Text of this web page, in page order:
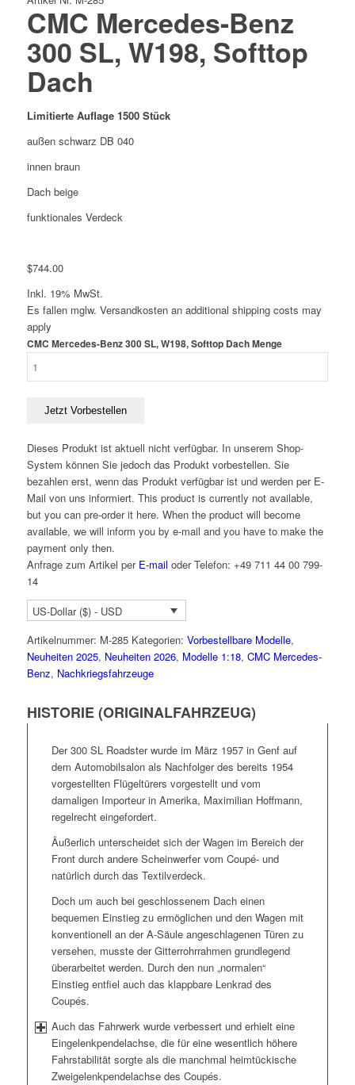
CMC Mercedes-Benz
300 SL, W198, Softtop
Dach
Limitierte Auflage 1500 Stück
außen schwarz DB 040
innen braun
Dach beige
funktionales Verdeck
$744.00
Inkl. 19% MwSt.
Es fallen mglw. Versand­kosten an additional shipping costs may
apply
CMC Mercedes-Benz 300 SL, W198, Softtop Dach Menge
Jetzt Vorbestellen
Dieses Produkt ist aktuell nicht verfügbar. In unserem Shop-
System können Sie jedoch das Produkt vorbestellen. Sie
bezahlen erst, wenn das Produkt verfügbar ist und werden per E-
Mail von uns informiert. This product is currently not available,
but you can pre-order it here. When the product will become
available, we will inform you by e-mail and you have to make the
payment only then.
Anfrage zum Artikel per E-mail oder Telefon: +49 711 44 00 799-
14
US-Dollar ($) - USD
Artikelnummer: M-285 Kategorien: Vorbestellbare Modelle,
Neuheiten 2025, Neuheiten 2026, Modelle 1:18, CMC Mercedes-
Benz, Nachkriegsfahrzeuge
HISTORIE (ORIGINALFAHRZEUG)
Der 300 SL Roadster wurde im März 1957 in Genf auf
dem Automobilsalon als Nachfolger des bereits 1954
vorgestellten Flügeltürers vorgestellt und vom
damaligen Importeur in Amerika, Maximilian Hoffmann,
regelrecht eingefordert.
Äußerlich unterscheidet sich der Wagen im Bereich der
Front durch andere Scheinwerfer vom Coupé- und
natürlich durch das Textilverdeck.
Doch um auch bei geschlossenem Dach einen
bequemen Einstieg zu ermöglichen und den Wagen mit
konventionell an der A-Säule angeschlagenen Türen zu
versehen, musste der Gitterrohrrahmen grundlegend
überarbeitet werden. Durch den nun „normalen“
Einstieg entfiel auch das klappbare Lenkrad des
Coupés.
Auch das Fahrwerk wurde verbessert und erhielt eine
Eingelenkpendelachse, die für eine wesentlich höhere
Fahrstabilität sorgte als die manchmal heimtückische
Zweigelenkpendelachse des Coupés.